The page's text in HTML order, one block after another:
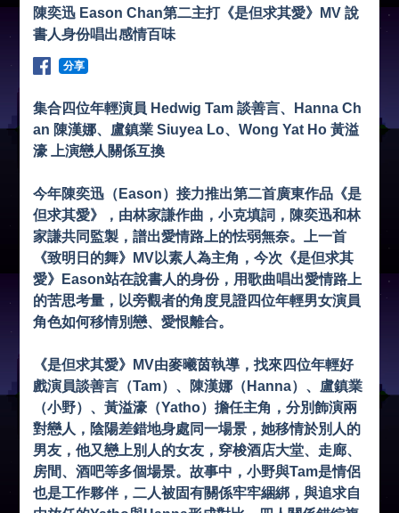
陳奕迅 Eason Chan第二主打《是但求其愛》MV 說
書人身份唱出感情百味
分享
集合四位年輕演員 Hedwig Tam 談善言、Hanna Ch
an 陳漢娜、盧鎮業 Siuyea Lo、Wong Yat Ho 黃溢
濠 上演戀人關係互換
今年陳奕迅（Eason）接力推出第二首廣東作品《是
但求其愛》，由林家謙作曲，小克填詞，陳奕迅和林
家謙共同監製，譜出愛情路上的怯弱無奈。上一首
《致明日的舞》MV以素人為主角，今次《是但求其
愛》Eason站在說書人的身份，用歌曲唱出愛情路上
的苦思考量，以旁觀者的角度見證四位年輕男女演員
角色如何移情別戀、愛恨離合。
《是但求其愛》MV由麥曦茵執導，找來四位年輕好
戲演員談善言（Tam）、陳漢娜（Hanna）、盧鎮業
（小野）、黃溢濠（Yatho）擔任主角，分別飾演兩
對戀人，陰陽差錯地身處同一場景，她移情於別人的
男友，他又戀上別人的女友，穿梭酒店大堂、走廊、
房間、酒吧等多個場景。故事中，小野與Tam是情侶
也是工作夥伴，二人被固有關係牢牢綑綁，與追求自